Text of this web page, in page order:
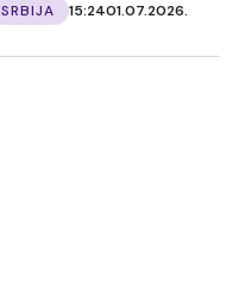
SRBIJA 15:2401.07.2026.